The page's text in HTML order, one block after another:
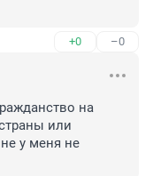
+0 –0
на
или
у меня не